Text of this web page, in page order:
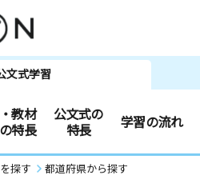
文式学習
教材
特長
公文式の
特長
学習の流れ
探す 都道府県から探す